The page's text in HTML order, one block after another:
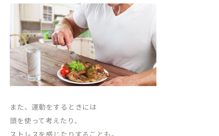
また、運動をするときには
頭を使って考えたり、